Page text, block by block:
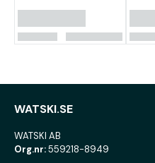
WATSKI.SE
WATSKI AB
Org.nr:559218-8949